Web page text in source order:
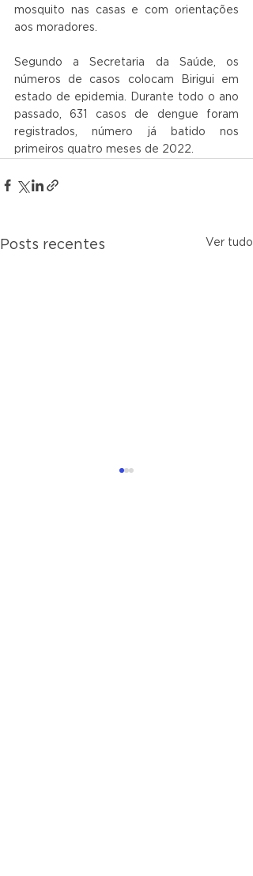
mosquito nas casas e com orientações
aos moradores.
Segundo a Secretaria da Saúde, os
números de casos colocam Birigui em
estado de epidemia. Durante todo o ano
passado, 631 casos de dengue foram
registrados, número já batido nos
primeiros quatro meses de 2022.
Posts recentes Ver tudo